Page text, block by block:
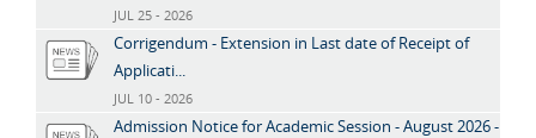
JUL 25 - 2026
Corrigendum - Extension in Last date of Receipt of
Applicati...
JUL 10 - 2026
Admission Notice for Academic Session - August 2026 -